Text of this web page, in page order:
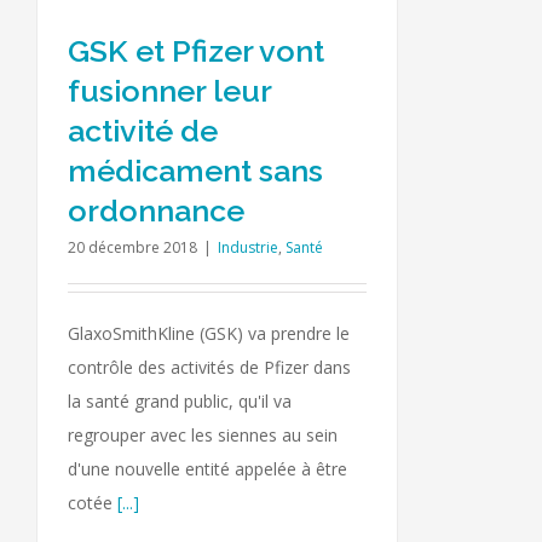
GSK et Pfizer vont
fusionner leur
activité de
médicament sans
ordonnance
20 décembre 2018 | Industrie, Santé
GlaxoSmithKline (GSK) va prendre le
contrôle des activités de Pfizer dans
la santé grand public, qu'il va
regrouper avec les siennes au sein
d'une nouvelle entité appelée à être
cotée [...]